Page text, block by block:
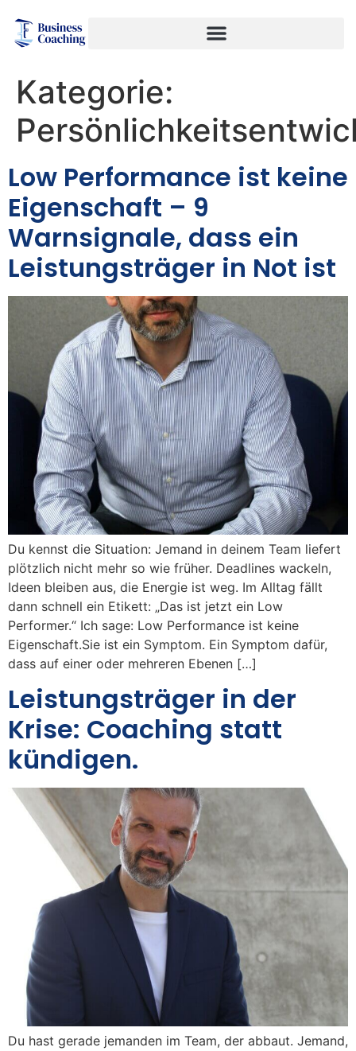
Kategorie:
Low Performance ist keine
Eigenschaft – 9
Warnsignale, dass ein
Leistungsträger in Not ist
Du kennst die Situation: Jemand in deinem Team liefert
plötzlich nicht mehr so wie früher. Deadlines wackeln,
Ideen bleiben aus, die Energie ist weg. Im Alltag fällt
dann schnell ein Etikett: „Das ist jetzt ein Low
Performer.“ Ich sage: Low Performance ist keine
Eigenschaft.Sie ist ein Symptom. Ein Symptom dafür,
dass auf einer oder mehreren Ebenen […]
Leistungsträger in der
Krise: Coaching statt
kündigen.
Du hast gerade jemanden im Team, der abbaut. Jemand,